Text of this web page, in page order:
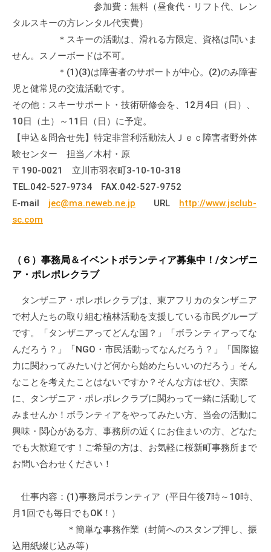
参加費：無料（昼食代・リフト代、レン
タルスキーの方レンタル代実費）
＊スキーの活動は、滑れる方限定、資格は問いま
せん。スノーボードは不可。
＊(1)(3)は障害者のサポートが中心。(2)のみ障害
児と健常児の交流活動です。
その他：スキーサポート・技術研修会を、12月4日（日）、
10日（土）～11日（日）に予定。
【申込＆問合せ先】特定非営利活動法人Ｊｅｃ障害者野外体
験センター 担当／木村・原
〒190-0021 立川市羽衣町3-10-10-318
TEL.042-527-9734 FAX.042-527-9752
E-mail jec@ma.neweb.ne.jp URL
http://www.jsclub-
sc.com
（６）事務局＆イベントボランティア募集中！/タンザニ
ア・ポレポレクラブ
タンザニア・ポレポレクラブは、東アフリカのタンザニア
で村人たちの取り組む植林活動を支援している市民グループ
です。「タンザニアってどんな国？」「ボランティアってな
んだろう？」「NGO・市民活動ってなんだろう？」「国際協
力に関わってみたいけど何から始めたらいいのだろう」そん
なことを考えたことはないですか？そんな方はぜひ、実際
に、タンザニア・ポレポレクラブに関わって一緒に活動して
みませんか！ボランティアをやってみたい方、当会の活動に
興味・関心がある方、事務所の近くにお住まいの方、どなた
でも大歓迎です！ご希望の方は、お気軽に桜新町事務所まで
お問い合わせください！
仕事内容：(1)事務局ボランティア（平日午後7時～10時、
月1回でも毎日でもOK！）
＊簡単な事務作業（封筒へのスタンプ押し、振
込用紙綴じ込み等）